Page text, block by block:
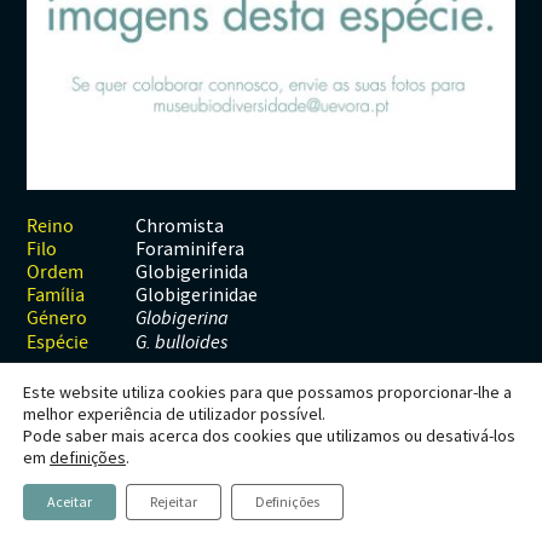
Reino
Chromista
Filo
Foraminifera
Ordem
Globigerinida
Família
Globigerinidae
Género
Globigerina
Espécie G. bulloides
Globigerina bulloides
d’Orbigny, 1826
Este website utiliza cookies para que possamos proporcionar-lhe a
melhor experiência de utilizador possível.
Pode saber mais acerca dos cookies que utilizamos ou desativá-los
em definições.
Aceitar Rejeitar Definições
ContactosArtrópodes
Aracnídeos
Crustáceos
Cnidários
Cordados
Tunicados
Angiospérmicas
Briófitas
Gimnospérmicas
Fungos
Ascomicetes
Basidiomicetes
Anelídeos
Artrópodes
Braquiópodes
Peixes
Répteis
Plantas
Gimnospérmicas
Pteridófitas
Chromista
Revista Naturae digital